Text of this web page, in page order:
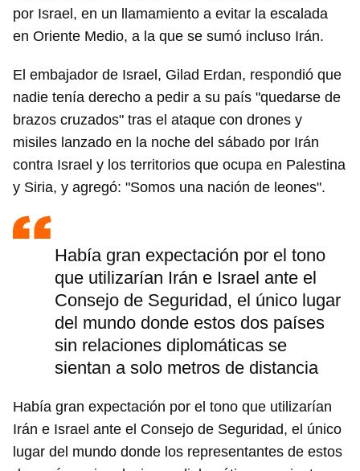
Para poder guardar como favorito, primero has de
iniciar sesión con tu cuenta de 14ymedio.
por Israel, en un llamamiento a evitar la escalada
en Oriente Medio, a la que se sumó incluso Irán.
El embajador de Israel, Gilad Erdan, respondió que
nadie tenía derecho a pedir a su país "quedarse de
brazos cruzados" tras el ataque con drones y
misiles lanzado en la noche del sábado por Irán
contra Israel y los territorios que ocupa en Palestina
y Siria, y agregó: "Somos una nación de leones".
Había gran expectación por el tono
que utilizarían Irán e Israel ante el
Consejo de Seguridad, el único lugar
del mundo donde estos dos países
sin relaciones diplomáticas se
sientan a solo metros de distancia
Había gran expectación por el tono que utilizarían
Irán e Israel ante el Consejo de Seguridad, el único
lugar del mundo donde los representantes de estos